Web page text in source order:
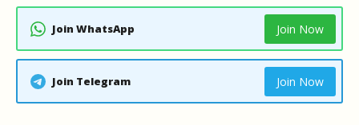
Join WhatsApp Join Now
Join Telegram Join Now